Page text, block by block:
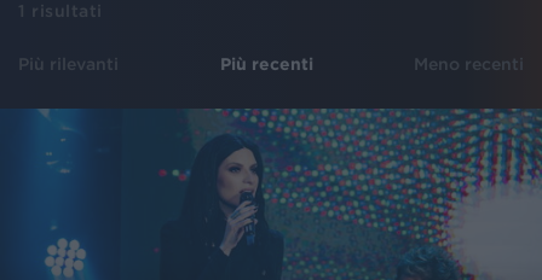
1 risultati
Più rilevanti Più recenti Meno recenti